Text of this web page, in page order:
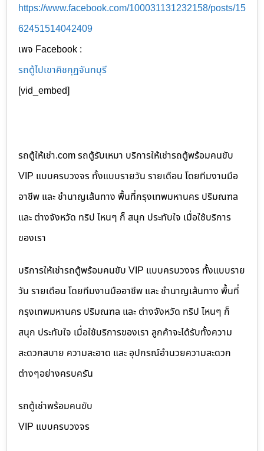
https://www.facebook.com/100031131232158/posts/15
62451514042409
เพจ Facebook :
รถตู้ไปเขาคิชกุฏจันทบุรี
[vid_embed]
รถตู้ให้เช่า.com รถตู้รับเหมา บริการให้เช่ารถตู้พร้อมคนขับ
VIP แบบครบวงจร ทั้งแบบรายวัน รายเดือน โดยทีมงานมือ
อาชีพ และ ชำนาญเส้นทาง พื้นที่กรุงเทพมหานคร ปริมณฑล
และ ต่างจังหวัด ทริป ไหนๆ ก็ สนุก ประทับใจ เมื่อใช้บริการ
ของเรา
บริการให้เช่ารถตู้พร้อมคนขับ VIP แบบครบวงจร ทั้งแบบราย
วัน รายเดือน โดยทีมงานมืออาชีพ และ ชำนาญเส้นทาง พื้นที่
กรุงเทพมหานคร ปริมณฑล และ ต่างจังหวัด ทริป ไหนๆ ก็
สนุก ประทับใจ เมื่อใช้บริการของเรา ลูกค้าจะได้รับทั้งความ
สะดวกสบาย ความสะอาด และ อุปกรณ์อำนวยความสะดวก
ต่างๆอย่างครบครัน
รถตู้เช่าพร้อมคนขับ
VIP แบบครบวงจร